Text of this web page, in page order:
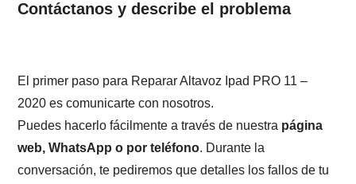
Contáctanos y describe el problema
El primer paso para Reparar Altavoz Ipad PRO 11 –
2020 es comunicarte con nosotros.
Puedes hacerlo fácilmente a través de nuestra página
web, WhatsApp o por teléfono. Durante la
conversación, te pediremos que detalles los fallos de tu